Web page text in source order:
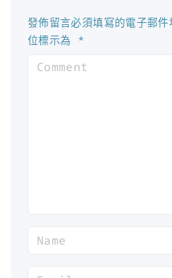
發佈留言必須填寫的電子郵件
位標示為 *